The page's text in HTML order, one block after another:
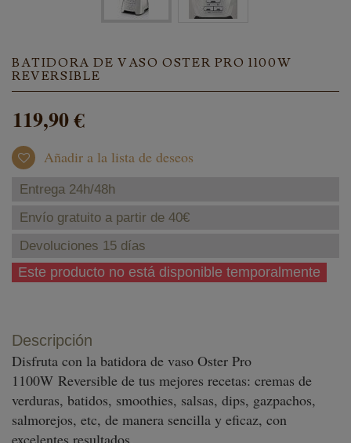
BATIDORA DE VASO OSTER PRO 1100W
REVERSIBLE
119,90 €
Añadir a la lista de deseos
Entrega 24h/48h
Envío gratuito a partir de 40€
Devoluciones 15 días
Este producto no está disponible temporalmente
Descripción
Disfruta con la batidora de vaso Oster Pro
1100W Reversible de tus mejores recetas: cremas de
verduras, batidos, smoothies, salsas, dips, gazpachos,
salmorejos, etc, de manera sencilla y eficaz, con
excelentes resultados.